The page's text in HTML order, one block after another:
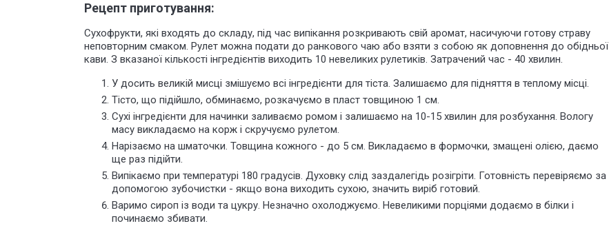
Рецепт приготування:
Сухофрукти, які входять до складу, під час випікання розкривають свій аромат, насичуючи готову страву
неповторним смаком. Рулет можна подати до ранкового чаю або взяти з собою як доповнення до обідньої
кави. З вказаної кількості інгредієнтів виходить 10 невеликих рулетиків. Затрачений час - 40 хвилин.
У досить великій мисці змішуємо всі інгредієнти для тіста. Залишаємо для підняття в теплому місці.
Тісто, що підійшло, обминаємо, розкачуємо в пласт товщиною 1 см.
Сухі інгредієнти для начинки заливаємо ромом і залишаємо на 10-15 хвилин для розбухання. Вологу
масу викладаємо на корж і скручуємо рулетом.
Нарізаємо на шматочки. Товщина кожного - до 5 см. Викладаємо в формочки, змащені олією, даємо
ще раз підійти.
Випікаємо при температурі 180 градусів. Духовку слід заздалегідь розігріти. Готовність перевіряємо за
допомогою зубочистки - якщо вона виходить сухою, значить виріб готовий.
Варимо сироп із води та цукру. Незначно охолоджуємо. Невеликими порціями додаємо в білки і
починаємо збивати.